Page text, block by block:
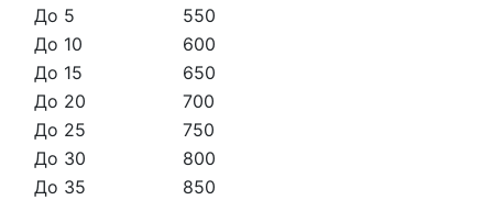
До 5
550
До 10
600
До 15
650
До 20
700
До 25
750
До 30
800
До 35
850